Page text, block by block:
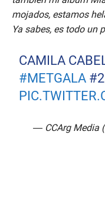
mojados, estamos
Ya sabes, es todo un
CAMILA
#METGALA #2
— CCArg Media